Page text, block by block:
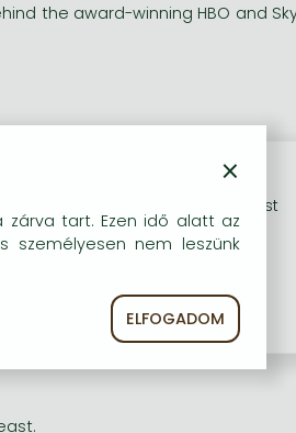
the award-winning HBO and
OF THRONES is now a
OF THRONES is now a major
×
zárva tart. Ezen idő alatt az
személyesen nem leszünk
ELFOGADOM
hogy teljesebb körű szolgáltatást